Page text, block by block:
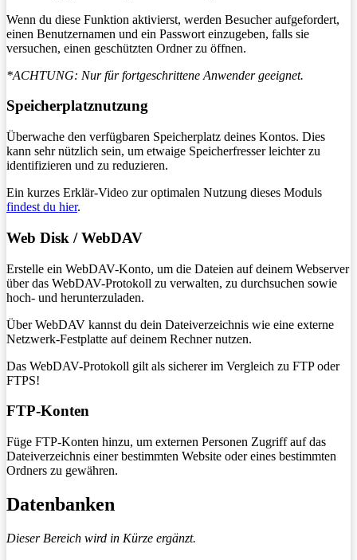
Wenn du diese Funktion aktivierst, werden Besucher aufgefordert,
einen Benutzernamen und ein Passwort einzugeben, falls sie
versuchen, einen geschützten Ordner zu öffnen.
*ACHTUNG: Nur für fortgeschrittene Anwender geeignet.
Speicherplatznutzung
Überwache den verfügbaren Speicherplatz deines Kontos. Dies
kann sehr nützlich sein, um etwaige Speicherfresser leichter zu
identifizieren und zu reduzieren.
Ein kurzes Erklär-Video zur optimalen Nutzung dieses Moduls
findest du hier.
Web Disk / WebDAV
Erstelle ein WebDAV-Konto, um die Dateien auf deinem Webserver
über das WebDAV-Protokoll zu verwalten, zu durchsuchen sowie
hoch- und herunterzuladen.
Über WebDAV kannst du dein Dateiverzeichnis wie eine externe
Netzwerk-Festplatte auf deinem Rechner nutzen.
Das WebDAV-Protokoll gilt als sicherer im Vergleich zu FTP oder
FTPS!
FTP-Konten
Füge FTP-Konten hinzu, um externen Personen Zugriff auf das
Dateiverzeichnis einer bestimmten Website oder eines bestimmten
Ordners zu gewähren.
Datenbanken
Dieser Bereich wird in Kürze ergänzt.